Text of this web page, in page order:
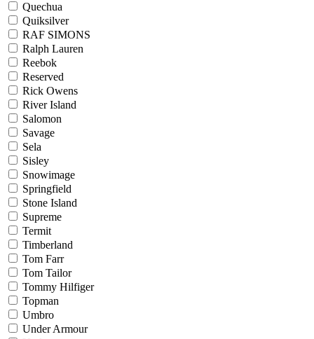
Quechua
Quiksilver
RAF SIMONS
Ralph Lauren
Reebok
Reserved
Rick Owens
River Island
Salomon
Savage
Sela
Sisley
Snowimage
Springfield
Stone Island
Supreme
Termit
Timberland
Tom Farr
Tom Tailor
Tommy Hilfiger
Topman
Umbro
Under Armour